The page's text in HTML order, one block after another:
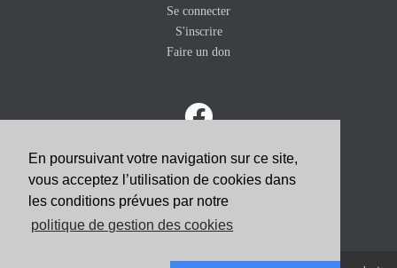
En poursuivant votre navigation sur ce site,
vous acceptez l’utilisation de cookies dans
les conditions prévues par notre
politique de gestion des cookies
Se connecter
S'inscrire
Faire un don
ABONNEZ-VOUS